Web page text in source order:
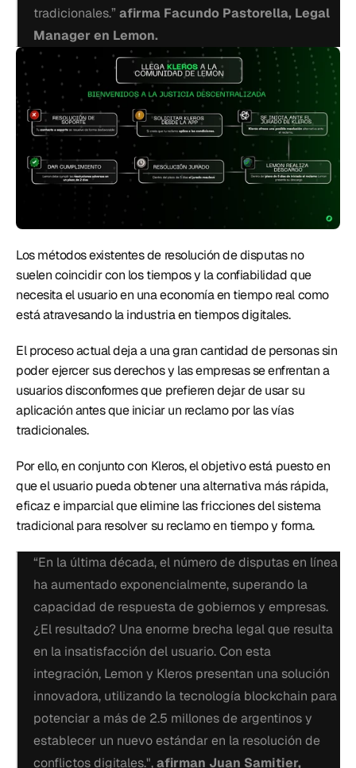
tradicionales.” afirma Facundo Pastorella, Legal
Manager en Lemon.
Los métodos existentes de resolución de disputas no
suelen coincidir con los tiempos y la confiabilidad que
necesita el usuario en una economía en tiempo real como
está atravesando la industria en tiempos digitales.
El proceso actual deja a una gran cantidad de personas sin
poder ejercer sus derechos y las empresas se enfrentan a
usuarios disconformes que prefieren dejar de usar su
aplicación antes que iniciar un reclamo por las vías
tradicionales.
Por ello, en conjunto con Kleros, el objetivo está puesto en
que el usuario pueda obtener una alternativa más rápida,
eficaz e imparcial que elimine las fricciones del sistema
tradicional para resolver su reclamo en tiempo y forma.
“En la última década, el número de disputas en línea
ha aumentado exponencialmente, superando la
capacidad de respuesta de gobiernos y empresas.
¿El resultado? Una enorme brecha legal que resulta
en la insatisfacción del usuario. Con esta
integración, Lemon y Kleros presentan una solución
innovadora, utilizando la tecnología blockchain para
potenciar a más de 2.5 millones de argentinos y
establecer un nuevo estándar en la resolución de
conflictos digitales.", afirman Juan Samitier,